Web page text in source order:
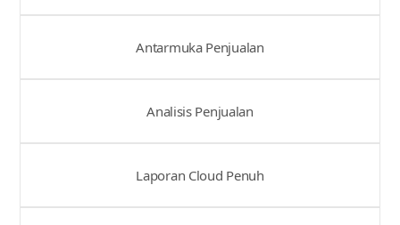
Antarmuka Penjualan
Analisis Penjualan
Laporan Cloud Penuh